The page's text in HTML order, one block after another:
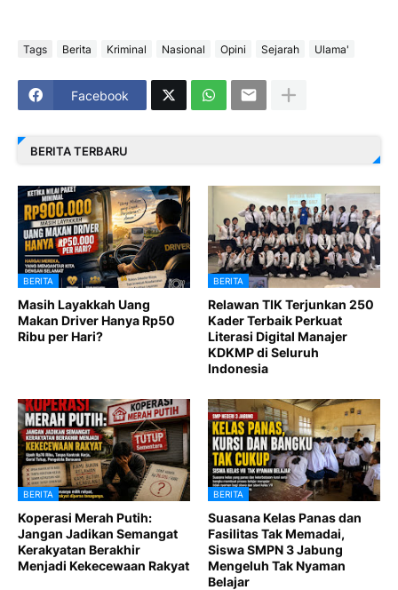
Tags Berita Kriminal Nasional Opini Sejarah Ulama'
Facebook
BERITA TERBARU
BERITA
Masih Layakkah Uang
Makan Driver Hanya Rp50
Ribu per Hari?
BERITA
Relawan TIK Terjunkan 250
Kader Terbaik Perkuat
Literasi Digital Manajer
KDKMP di Seluruh
Indonesia
BERITA
Koperasi Merah Putih:
Jangan Jadikan Semangat
Kerakyatan Berakhir
Menjadi Kekecewaan Rakyat
BERITA
Suasana Kelas Panas dan
Fasilitas Tak Memadai,
Siswa SMPN 3 Jabung
Mengeluh Tak Nyaman
Belajar